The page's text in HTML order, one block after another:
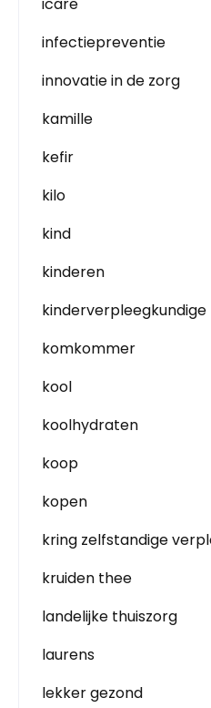
infectiepreventie
innovatie in de zorg
kamille
kefir
kilo
kind
kinderen
kinderverpleegkundige
komkommer
kool
koolhydraten
koop
kopen
kring zelfstandige
kruiden thee
landelijke thuiszorg
laurens
lekker gezond